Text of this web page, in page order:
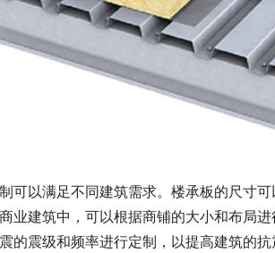
可以满足不同建筑需求。楼承板的尺寸
业建筑中，可以根据商铺的大小和布局
的震级和频率进行定制，以提高建筑的